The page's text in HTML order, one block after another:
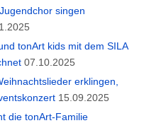
singen
tonArt kids mit dem SILA
07.10.2025
erklingen,
15.09.2025
die tonArt-Familie